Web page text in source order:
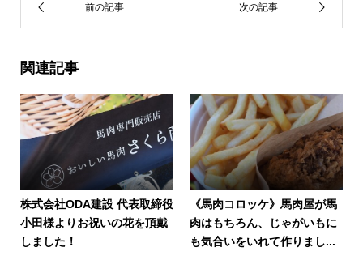
関連記事
株式会社ODA建設 代表取締役
小田様よりお祝いの花を頂戴
しました！
《馬肉コロッケ》馬肉屋が馬
肉はもちろん、じゃがいもに
も気合いをいれて作りまし...